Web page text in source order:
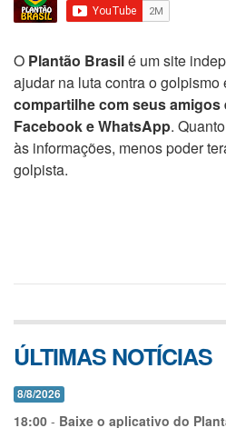
O Plantão Brasilé um site
ajudar na luta contra o golpismo
compartilhe com seus amigos
Facebook e WhatsApp.
às informações, menos poder
golpista.
ÚLTIMAS NOTÍCIAS
8/8/2026
18:00 - Baixe o aplicativo do